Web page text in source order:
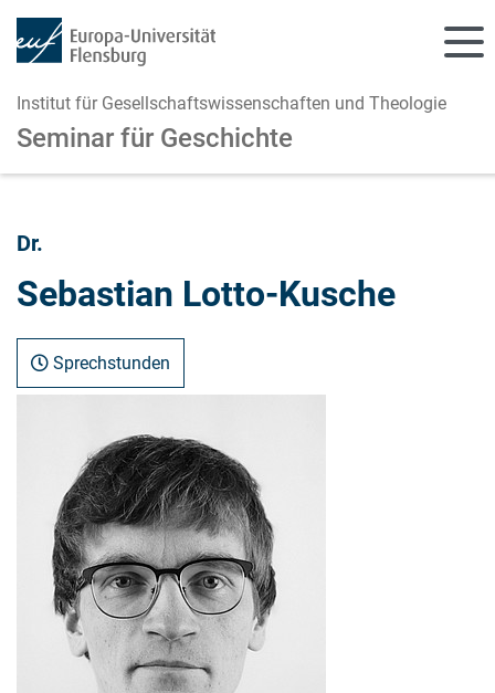
Institut für Gesellschaftswissenschaften und Theologie
Seminar für Geschichte
Dr.
Sebastian Lotto-Kusche
Sprechstunden